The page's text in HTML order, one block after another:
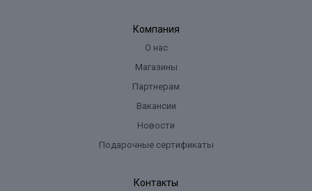
Компания
О нас
Магазины
Партнерам
Вакансии
Новости
Подарочные сертификаты
Контакты